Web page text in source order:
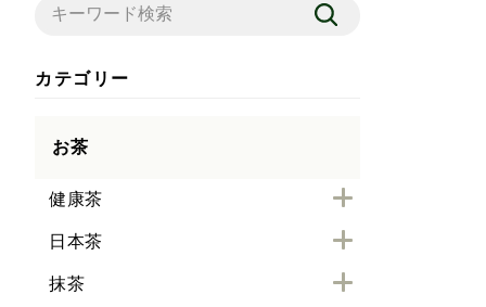
カテゴリー
お茶
健康茶
日本茶
抹茶